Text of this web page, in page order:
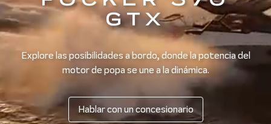
GTX
Explore las posibilidades a bordo, donde la potencia del
motor de popa se une a la dinámica.
Hablar con un concesionario